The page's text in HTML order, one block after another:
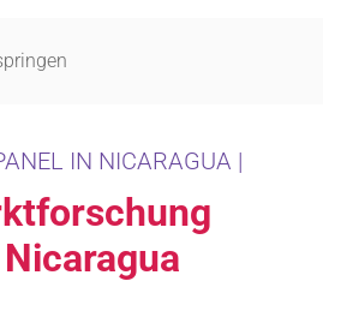
IN NICARAGUA |